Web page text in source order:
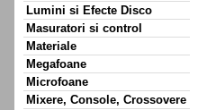
Lumini si Efecte Disco
Masuratori si control
Materiale
Megafoane
Microfoane
Mixere, Console, Crossovere